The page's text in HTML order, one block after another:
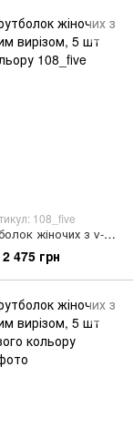
108_five
Набір футболок жіночих з v-образним вирізом, 5 шт білого кольору
2 475 грн